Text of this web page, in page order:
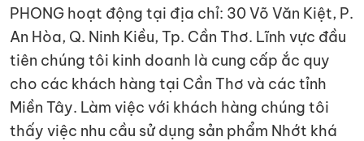
PHONG hoạt động tại địa chỉ: 30 Võ Văn Kiệt, P.
An Hòa, Q. Ninh Kiều, Tp. Cần Thơ. Lĩnh vực đầu
tiên chúng tôi kinh doanh là cung cấp ắc quy
cho các khách hàng tại Cần Thơ và các tỉnh
Miền Tây. Làm việc với khách hàng chúng tôi
thấy việc nhu cầu sử dụng sản phẩm Nhớt khá